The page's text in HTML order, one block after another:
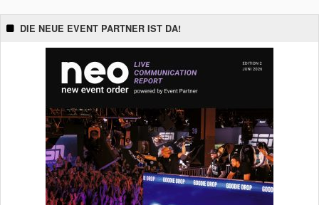
DIE NEUE EVENT PARTNER IST DA!